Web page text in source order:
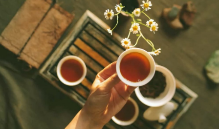
BODEGAS
GASTRONOMÍA
ARTE & CULTURA
MÚSICA
DÓNDE IR
TENDENCIAS